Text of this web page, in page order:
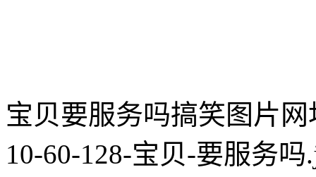
宝贝要服务吗搞笑图片网
10-60-128-宝贝-要服务吗